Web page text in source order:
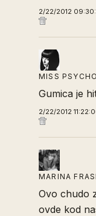
2/22/2012
MISS
Gumica je
2/22/2012
MARINA
Ovo chudo
ovde kod